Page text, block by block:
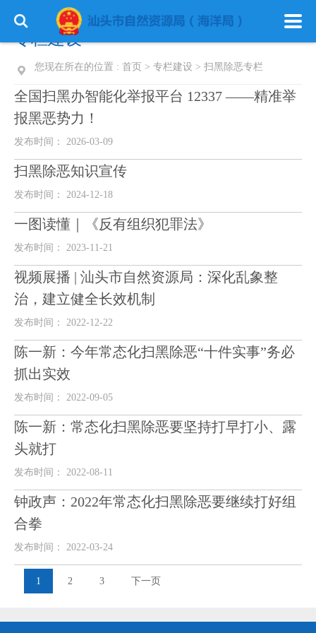
专栏建设
您现在所在的位置 : 首页 > 专栏建设 > 扫黑除恶专栏
全国扫黑办智能化举报平台 12337 ——精准举
报黑恶势力！
发布时间： 2026-03-09
扫黑除恶知识宣传
发布时间： 2024-12-18
一图读懂｜《反有组织犯罪法》
发布时间： 2023-11-21
视频展播 | 汕头市自然资源局：深化乱象整
治，建立健全长效机制
发布时间： 2022-12-22
陈一新：今年常态化扫黑除恶“十件实事”务必
抓出实效
发布时间： 2022-09-05
陈一新：常态化扫黑除恶要坚持打早打小、露
头就打
发布时间： 2022-08-11
钟政声：2022年常态化扫黑除恶要继续打好组
合拳
发布时间： 2022-03-24
1 2 3 下一页